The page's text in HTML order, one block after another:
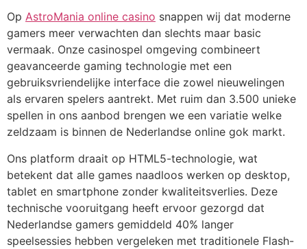
panel
panel
panel
panel
panel
panel
panel
panel
panel
Op AstroMania online casino snappen wij dat moderne
gamers meer verwachten dan slechts maar basic
vermaak. Onze casinospel omgeving combineert
geavanceerde gaming technologie met een
gebruiksvriendelijke interface die zowel nieuwelingen
als ervaren spelers aantrekt. Met ruim dan 3.500 unieke
spellen in ons aanbod brengen we een variatie welke
zeldzaam is binnen de Nederlandse online gok markt.
Ons platform draait op HTML5-technologie, wat
betekent dat alle games naadloos werken op desktop,
tablet en smartphone zonder kwaliteitsverlies. Deze
technische vooruitgang heeft ervoor gezorgd dat
Nederlandse gamers gemiddeld 40% langer
speelsessies hebben vergeleken met traditionele Flash-